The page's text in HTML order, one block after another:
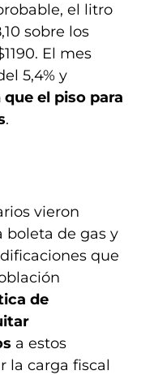
el litro
sobre los
El mes
5,4% y
el piso para
.
vieron
de gas y
que
de
a estos
la carga fiscal